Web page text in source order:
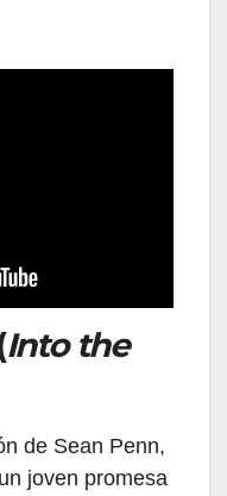
Into the
de Sean Penn,
joven promesa